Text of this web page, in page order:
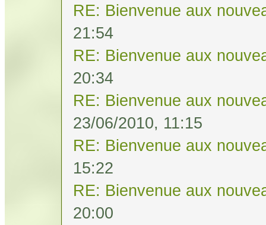
RE: Bienvenue aux
21:54
RE: Bienvenue aux
20:34
RE: Bienvenue aux
23/06/2010, 11:15
RE: Bienvenue aux
15:22
RE: Bienvenue aux
20:00